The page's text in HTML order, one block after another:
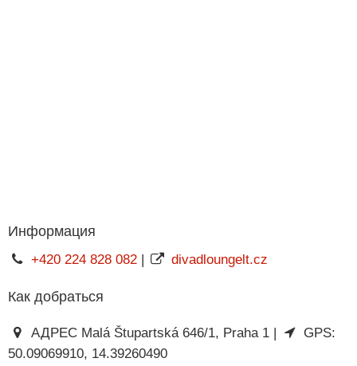
Информация
+420 224 828 082| divadloungelt.cz
Как добраться
АДРЕС Malá Štupartská 646/1, Praha 1 |
GPS:
50.09069910, 14.39260490